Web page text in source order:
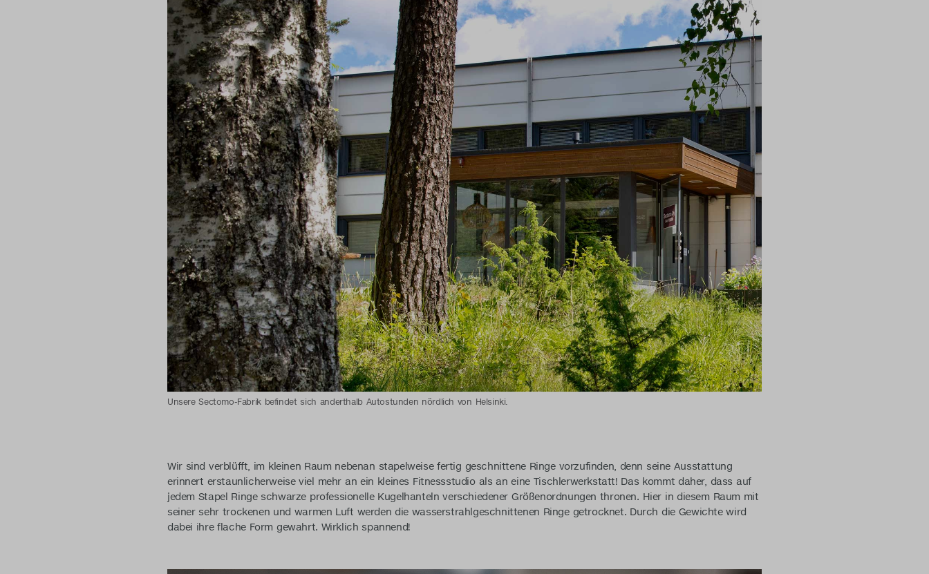
Unsere Sectomo-Fabrik befindet sich anderthalb Autostunden nördlich von Helsinki.
Wir sind verblüfft, im kleinen Raum nebenan stapelweise fertig geschnittene Ringe vorzufinden, denn seine Ausstattung
erinnert erstaunlicherweise viel mehr an ein kleines Fitnessstudio als an eine Tischlerwerkstatt! Das kommt daher, dass auf
jedem Stapel Ringe schwarze professionelle Kugelhanteln verschiedener Größenordnungen thronen. Hier in diesem Raum mit
seiner sehr trockenen und warmen Luft werden die wasserstrahlgeschnittenen Ringe getrocknet. Durch die Gewichte wird
dabei ihre flache Form gewahrt. Wirklich spannend!